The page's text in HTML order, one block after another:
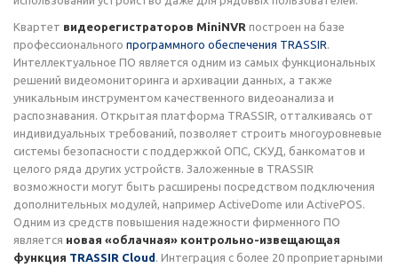
Квартет видеорегистраторов MiniNVR построен на базе
профессионального программного обеспечения TRASSIR.
Интеллектуальное ПО является одним из самых функциональных
решений видеомониторинга и архивации данных, а также
уникальным инструментом качественного видеоанализа и
распознавания. Открытая платформа TRASSIR, отталкиваясь от
индивидуальных требований, позволяет строить многоуровневые
системы безопасности с поддержкой ОПС, СКУД, банкоматов и
целого ряда других устройств. Заложенные в TRASSIR
возможности могут быть расширены посредством подключения
дополнительных модулей, например ActiveDome или ActivePOS.
Одним из средств повышения надежности фирменного ПО
является новая «облачная» контрольно-извещающая
функция TRASSIR Cloud . Интеграция с более 20 проприетарными